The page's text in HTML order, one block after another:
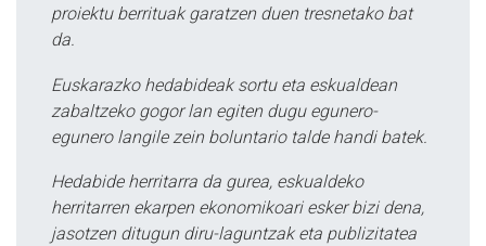
proiektu berrituak garatzen duen tresnetako bat
da.
Euskarazko hedabideak sortu eta eskualdean
zabaltzeko gogor lan egiten dugu egunero-
egunero langile zein boluntario talde handi batek.
Hedabide herritarra da gurea, eskualdeko
herritarren ekarpen ekonomikoari esker bizi dena,
jasotzen ditugun diru-laguntzak eta publizitatea